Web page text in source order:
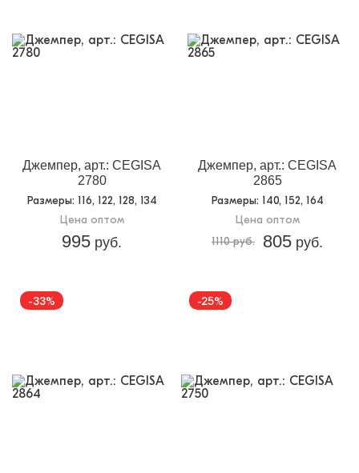
Джемпер, арт.: CEGISA
2780
Размеры: 116, 122, 128, 134
Цена оптом
995 руб.
Джемпер, арт.: CEGISA
2865
Размеры: 140, 152, 164
Цена оптом
1110 руб.
805 руб.
-33% -25%